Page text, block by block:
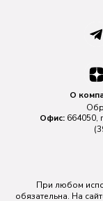
О
Офис: 664050,
При любом
обязательна. На